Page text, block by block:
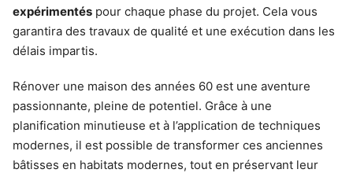
expérimentés pour chaque phase du projet. Cela vous
garantira des travaux de qualité et une exécution dans les
délais impartis.
Rénover une maison des années 60 est une aventure
passionnante, pleine de potentiel. Grâce à une
planification minutieuse et à l’application de techniques
modernes, il est possible de transformer ces anciennes
bâtisses en habitats modernes, tout en préservant leur